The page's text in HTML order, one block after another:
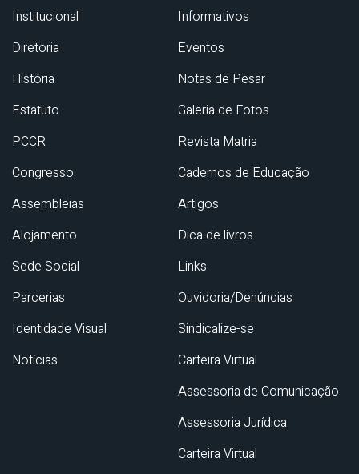
Institucional
Diretoria
História
Estatuto
PCCR
Congresso
Assembleias
Alojamento
Sede Social
Parcerias
Identidade Visual
Notícias
Informativos
Eventos
Notas de Pesar
Galeria de Fotos
Revista Matria
Cadernos de Educação
Artigos
Dica de livros
Links
Ouvidoria/Denúncias
Sindicalize-se
Carteira Virtual
Assessoria de Comunicação
Assessoria Jurídica
Carteira Virtual